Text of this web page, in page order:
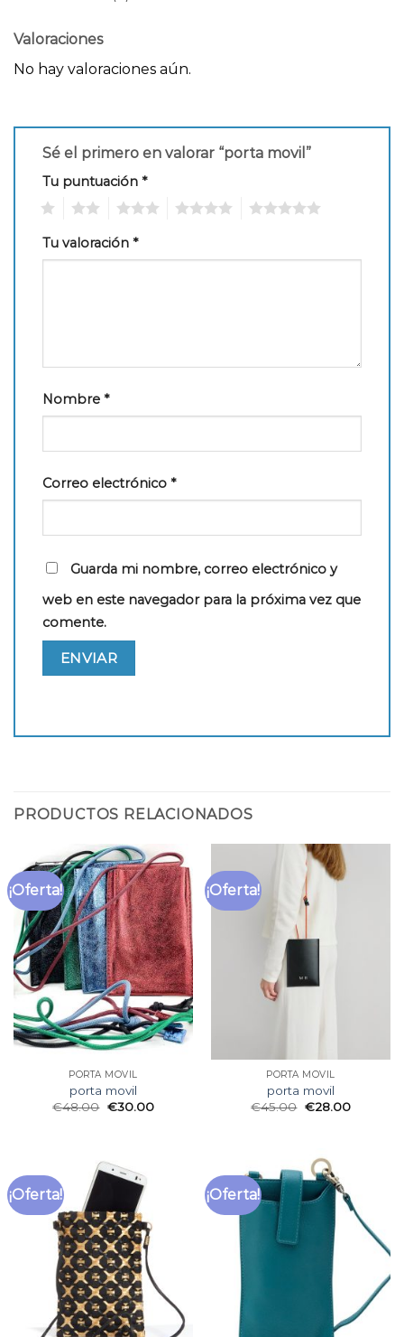
Valoraciones
No hay valoraciones aún.
Sé el primero en valorar “porta movil”
Tu puntuación *
Tu valoración *
Nombre *
Correo electrónico *
Guarda mi nombre, correo electrónico y
web en este navegador para la próxima vez que
comente.
PRODUCTOS RELACIONADOS
¡Oferta!
PORTA MOVIL
porta movil
€48.00 €30.00
¡Oferta!
PORTA MOVIL
porta movil
€45.00 €28.00
¡Oferta! ¡Oferta!